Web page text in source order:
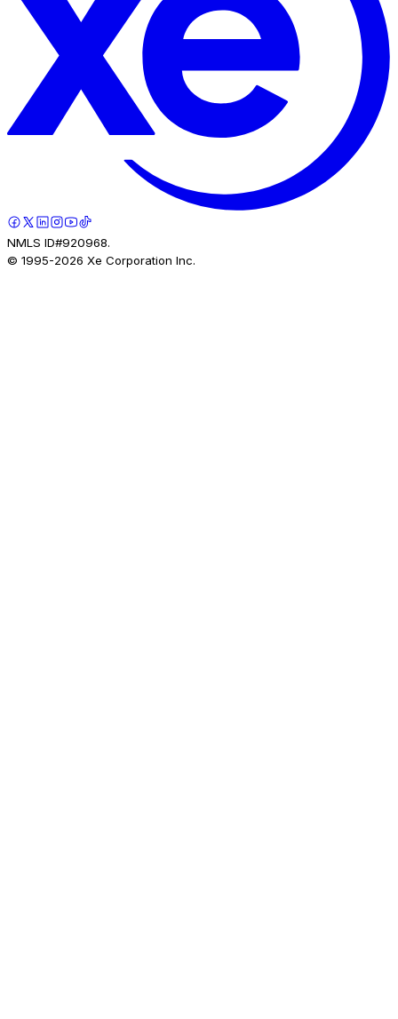
NMLS ID#920968.
© 1995-2026 Xe Corporation Inc.